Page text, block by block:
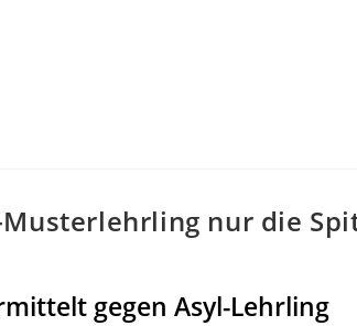
nur die
gegen Asyl-Lehrling